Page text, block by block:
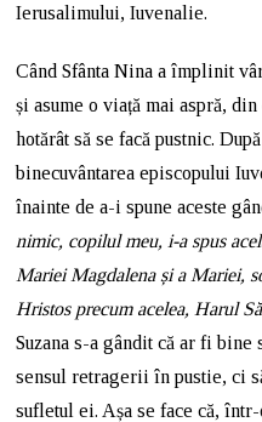
Ierusalimului, Iuvenalie.
Când Sfânta Nina a împlinit
și asume o viață mai aspră,
hotărât să se facă pustnic.
binecuvântarea episcopului
înainte de a-i spune aceste
nimic, copilul meu, i-a spus
Mariei Magdalena și a Mariei,
Hristos precum acelea, Harul
Suzana s-a gândit că ar fi
sensul retragerii în pustie, ci
sufletul ei. Așa se face că,